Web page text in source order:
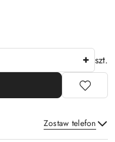
szt.
Zostaw telefon